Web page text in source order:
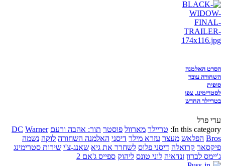
הסרט האלמנה
השחורה עובר
סופית
לסטרימינג, צפו
בטריילר החדש
עדי פרל
In this category: טריילר מארוול פוסטר תור: אהבה ורעם DC Warner
Bros הפלאש מעצר עזרא מילר דיסני האלמנה השחורה לוקה נשמה
פיקסאר קרואלה דיסני פלוס לשחרר את גיא שאנג-צ'י שירות סטרימינג
ג'יימס לברון זנדאיה לוני טונס ליהוק ספייס ג'אם 2